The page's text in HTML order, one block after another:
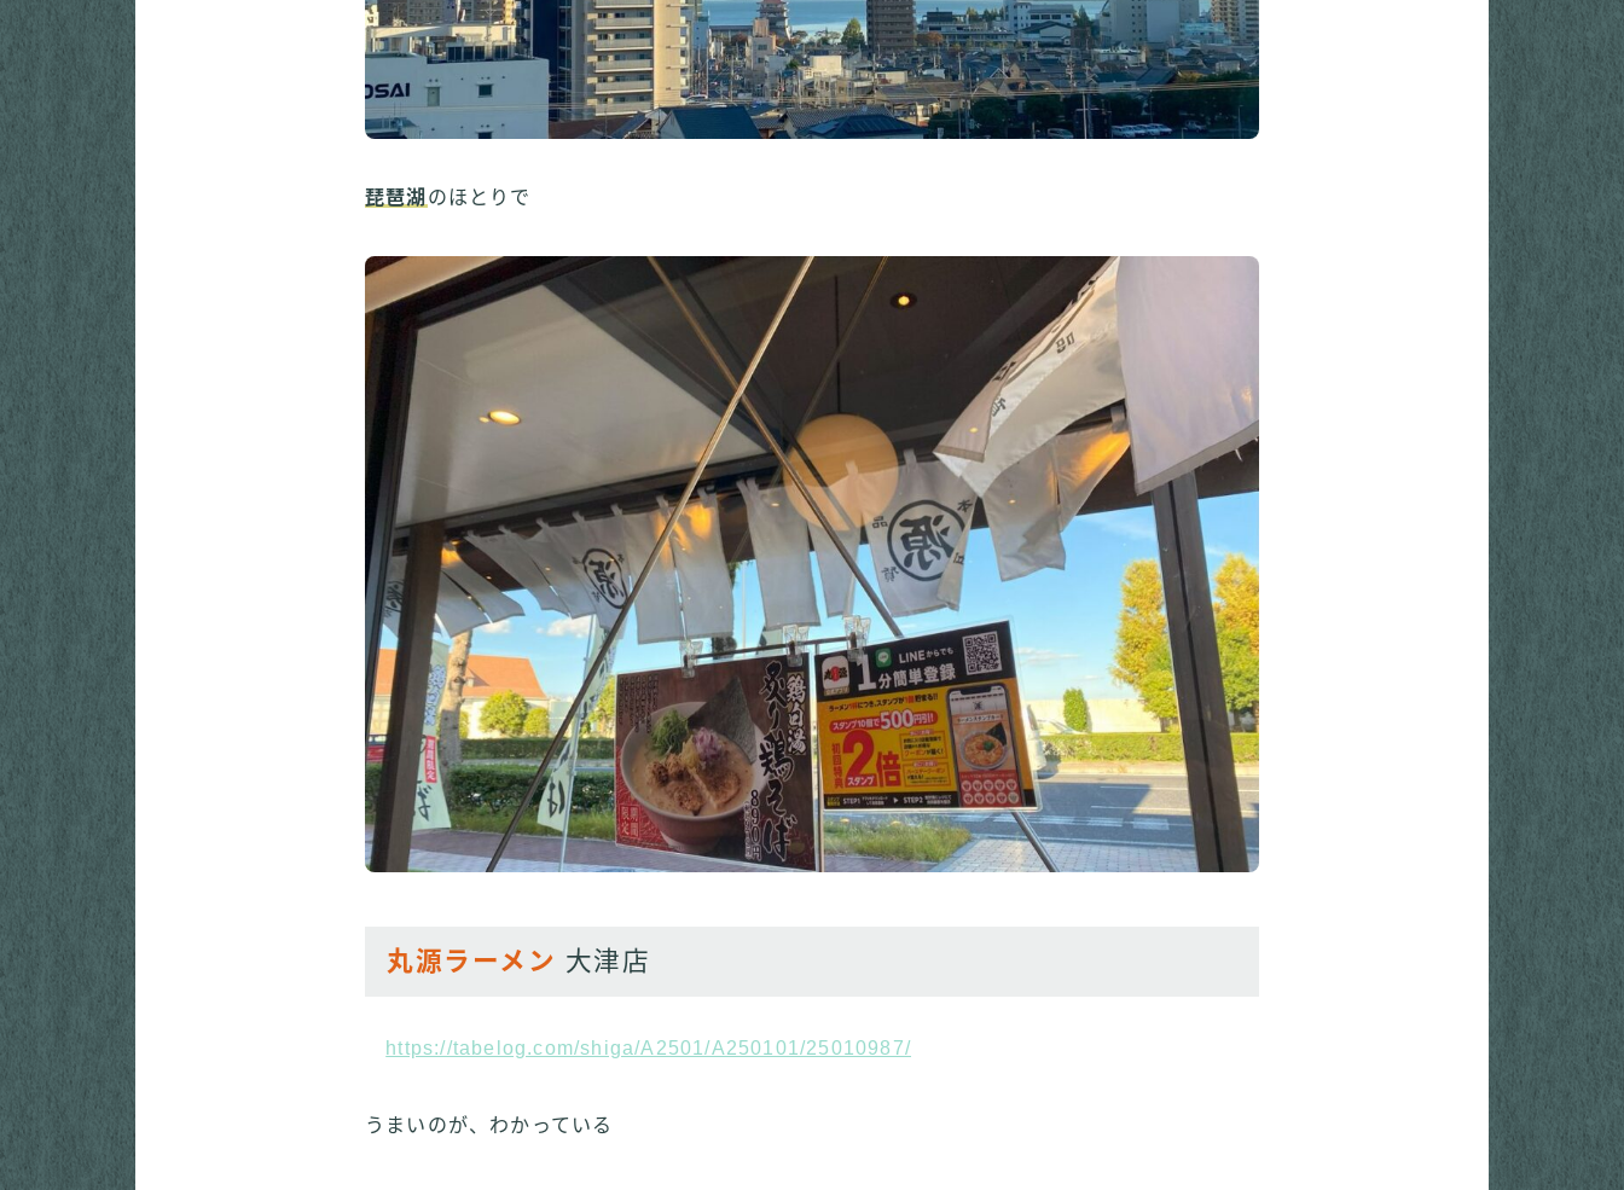
琵琶湖 のほとりで
丸源ラーメン 大津店
https://tabelog.com/shiga/A2501/A250101/25010987/
うまいのが、わかっている